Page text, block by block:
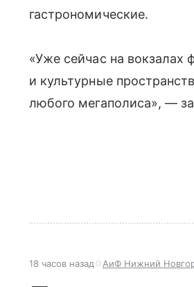
гастрономические.
«Уже сейчас на вокзалах
и культурные
любого мегаполиса», —
18 часов назад АиФ Нижний